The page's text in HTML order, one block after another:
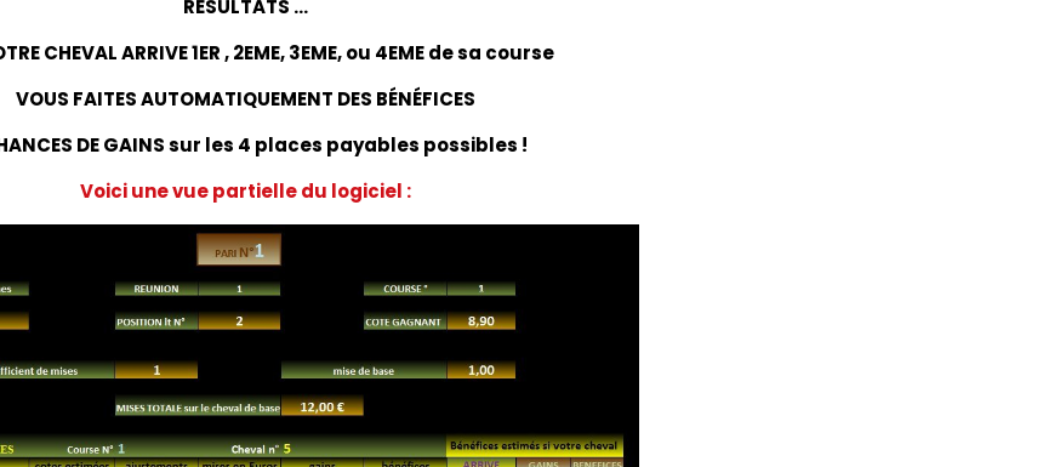
RÉSULTATS ...
CHEVAL ARRIVE 1ER , 2EME, 3EME, ou 4EME de sa course
VOUS FAITES AUTOMATIQUEMENT DES BÉNÉFICES
DE GAINS sur les 4 places payables possibles !
Voici une vue partielle du logiciel :